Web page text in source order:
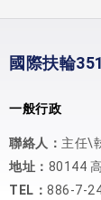
國際扶輪
一般行政
聯絡人： 主任\
地址： 80144
TEL： 886-7-